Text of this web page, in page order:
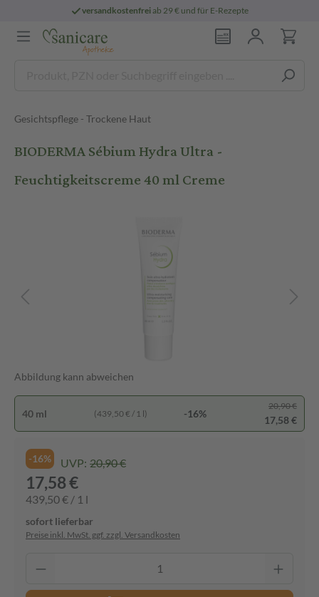
versandkostenfreiab 29 € und für E-Rezepte
Gesichtspflege - Trockene Haut
BIODERMA Sébium Hydra Ultra -
Feuchtigkeitscreme 40 ml Creme
Abbildung kann abweichen
40 ml (439,50 € / 1 l) -16%
20,90 €
17,58 €
-16% UVP: 20,90 €
17,58 €
439,50 € / 1 l
sofort lieferbar
Preise inkl. MwSt. ggf. zzgl. Versandkosten